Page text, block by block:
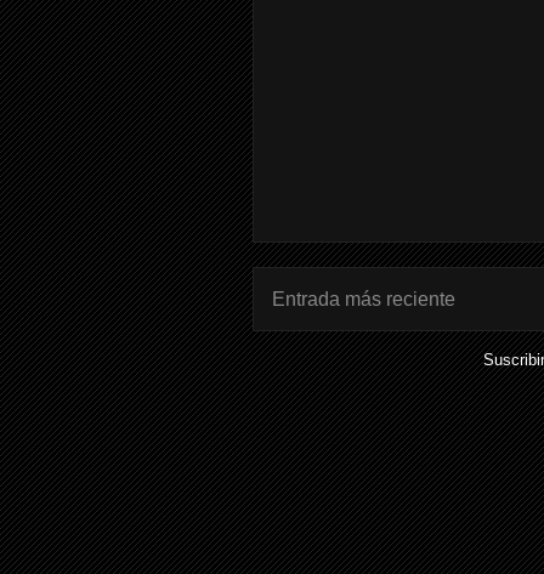
Entrada más reciente